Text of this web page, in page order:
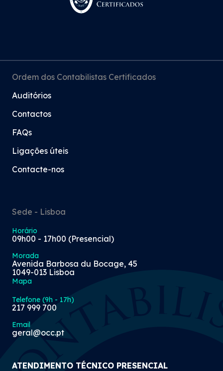
Ordem dos Contabilistas Certificados
Auditórios
Contactos
FAQs
Ligações úteis
Contacte-nos
Sede - Lisboa
Horário
09h00 - 17h00 (Presencial)
Morada
Avenida Barbosa du Bocage, 45
1049-013 Lisboa
Mapa
Telefone (9h - 17h)
217 999 700
Email
geral@occ.pt
ATENDIMENTO TÉCNICO PRESENCIAL